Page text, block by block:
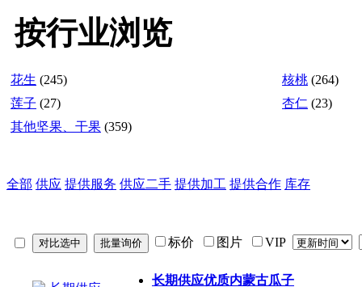
按行业浏览
花生 (245) 核桃 (264)
莲子 (27) 杏仁 (23)
其他坚果、干果 (359)
全部 供应 提供服务 供应二手 提供加工 提供合作 库存
标价 图片 VIP
长期供应优质内蒙古瓜子